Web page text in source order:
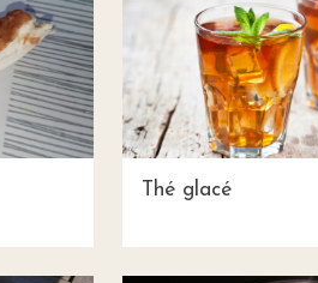
Thé glacé